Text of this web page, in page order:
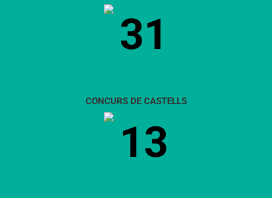
31
CONCURS DE CASTELLS
13